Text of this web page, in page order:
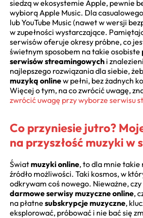
siedzą w ekosystemie Apple, pewnie
wybiorą Apple Music. Dla
lub YouTube Music (nawet w wersji
w zupełności wystarczające.
serwisów oferuje okresy próbne, co
świetnym sposobem na takie osobiste
serwisów streamingowych i
najlepszego rozwiązania dla siebie,
muzyką onlinew pełni, bez żadnych
Więcej o tym, na co zwrócić uwagę,
zwrócić uwagę przy wyborze serwisu
Co przyniesie jutro?
na przyszłość muzyki w
Światmuzyki online, to dla mnie takie
źródło możliwości. Taki kosmos, w
odkrywam coś nowego. Nieważne,
darmowe serwisy muzyczne online,
na płatne subskrypcje muzyczne,
eksplorować, próbować i nie bać się